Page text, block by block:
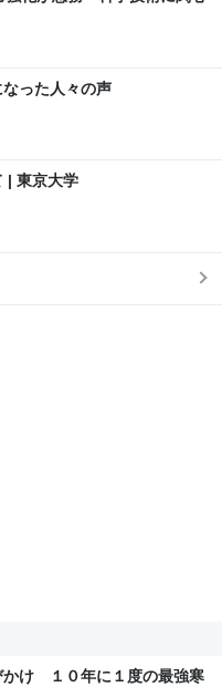
った人々の声
| 東京大学
かけ １０年に１度の最強寒